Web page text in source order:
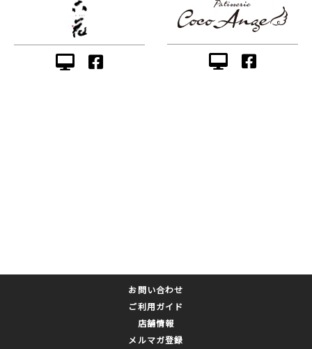
お問い合わせ
ご利用ガイド
店舗情報
メルマガ登録